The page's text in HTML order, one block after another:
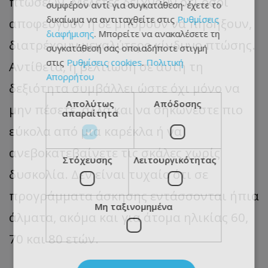
αποφεύγουν ή δε μπορούν να πηδήξουν,
διατρέχουν μεγαλύτερο κίνδυνο πτώσης.
Αντίθετα, η βελτίωση σε αυτή τη
δεξιότητα συμβάλλει ώστε όχι μόνο να
μην πέσετε, αλλά και να σηκώνεστε πιο
εύκολα από μια καρέκλα ή να
ανεβοκατεβαίνετε τις σκάλες χωρίς
δυσκολία. Δεν είναι τυχαίο ότι σε
προγράμματα άσκησης εντάσσονται ήπια
άλματα, ακόμα και για άτομα ηλικίας 60,
70 και 80 ετών.
συμφέρον αντί για συγκατάθεση· έχετε το
δικαίωμα να αντιταχθείτε στιςΡυθμίσεις
διαφήμισης. Μπορείτε να ανακαλέσετε τη
συγκατάθεσή σας οποιαδήποτε στιγμή
στις Ρυθμίσεις cookies.Πολιτική
Απορρήτου
Απολύτως
απαραίτητα
Απόδοσης
Στόχευσης Λειτουργικότητας
Μη ταξινομημένα